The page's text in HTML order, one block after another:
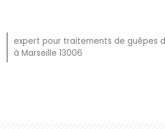
expert pour traitements de guêpes
à Marseille 13006